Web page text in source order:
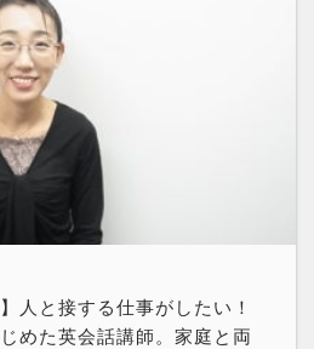
人と接する仕事がしたい！
めた英会話講師。家庭と両